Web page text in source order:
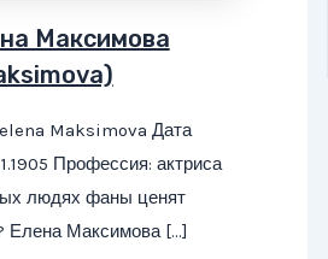
Максимова
Maksimova Дата
Профессия: актриса
людях фаны ценят
Елена Максимова […]